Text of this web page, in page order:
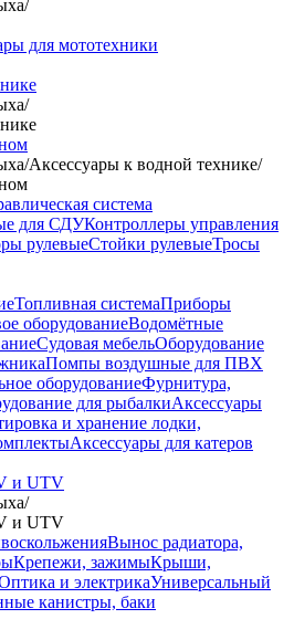
/
для мототехники
/
/Аксессуары к водной технике/
система
для СДУКонтроллеры управления
рулевыеСтойки рулевыеТросы
Топливная системаПриборы
оборудованиеВодомётные
Судовая мебельОборудование
Помпы воздушные для ПВХ
оборудованиеФурнитура,
для рыбалкиАксессуары
и хранение лодки,
Аксессуары для катеров
и UTV
/
и UTV
Вынос радиатора,
Крепежи, зажимыКрыши,
и электрикаУниверсальный
канистры, баки